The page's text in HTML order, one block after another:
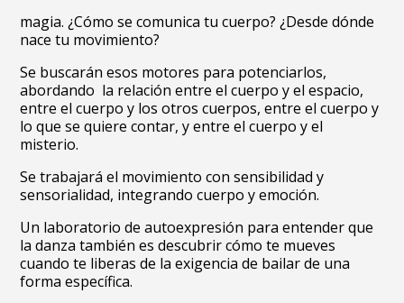
magia. ¿Cómo se comunica tu cuerpo? ¿Desde dónde
nace tu movimiento?
Se buscarán esos motores para potenciarlos,
abordando la relación entre el cuerpo y el espacio,
entre el cuerpo y los otros cuerpos, entre el cuerpo y
lo que se quiere contar, y entre el cuerpo y el
misterio.
Se trabajará el movimiento con sensibilidad y
sensorialidad, integrando cuerpo y emoción.
Un laboratorio de autoexpresión para entender que
la danza también es descubrir cómo te mueves
cuando te liberas de la exigencia de bailar de una
forma específica.